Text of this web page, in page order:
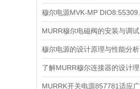
穆尔电源的设计原理与性能分析